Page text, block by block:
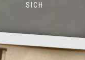
entschlüsseln
SICH